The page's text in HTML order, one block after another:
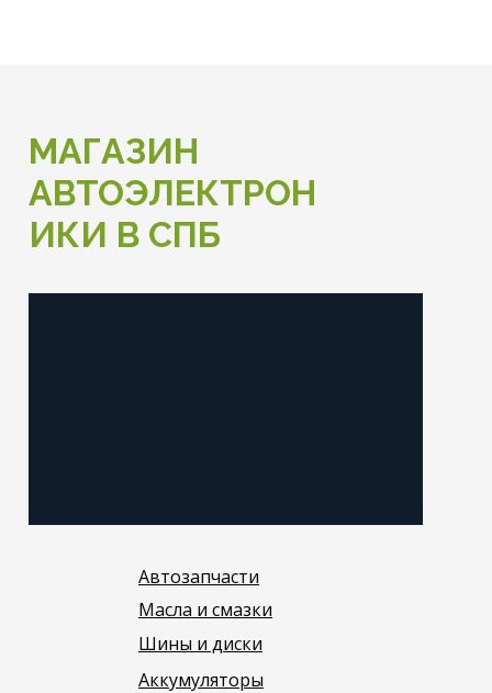
Аккумуляторы
Шины и диски
Масла и смазки
Автозапчасти
МАГАЗИН
АВТОЭЛЕКТРОН
ИКИ В СПБ